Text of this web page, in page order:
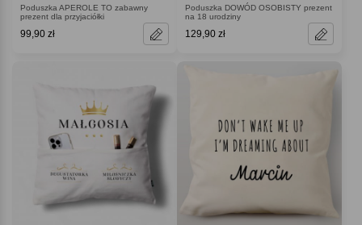
Poduszka APEROLE TO zabawny
prezent dla przyjaciółki
99,90 zł
Poduszka DOWÓD OSOBISTY prezent
na 18 urodziny
129,90 zł